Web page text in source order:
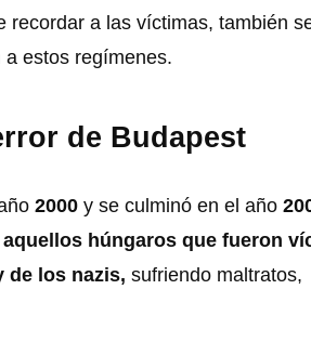
recordar a las víctimas, también
estos regímenes.
de Budapest
2000 y se culminó en el año
húngaros que fueron
de los nazis, sufriendo maltratos,